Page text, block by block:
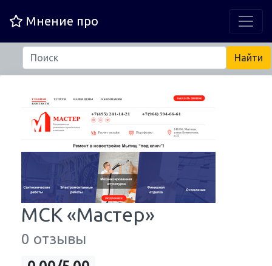
Мнение про
МСК «Мастер»
0 отзывы